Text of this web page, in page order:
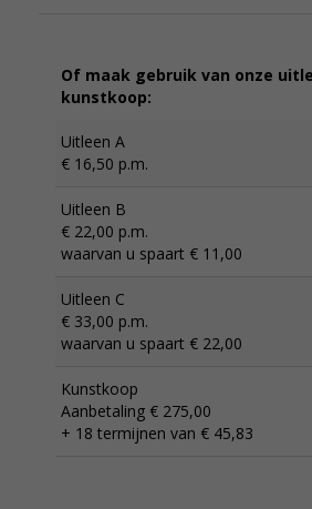
Of maak gebruik van onze
kunstkoop:
Uitleen A
€ 16,50 p.m.
Uitleen B
€ 22,00 p.m.
waarvan u spaart € 11,00
Uitleen C
€ 33,00 p.m.
waarvan u spaart € 22,00
Kunstkoop
Aanbetaling € 275,00
+ 18 termijnen van € 45,83